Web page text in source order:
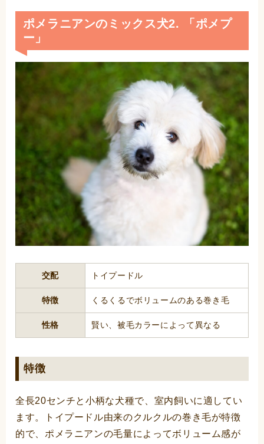
ポメラニアンのミックス犬2. 「ポメプ
ー」
交配 トイプードル
特徴 くるくるでボリュームのある巻き毛
性格 賢い、被毛カラーによって異なる
特徴
全長20センチと小柄な犬種で、室内飼いに適してい
ます。トイプードル由来のクルクルの巻き毛が特徴
的で、ポメラニアンの毛量によってボリューム感が